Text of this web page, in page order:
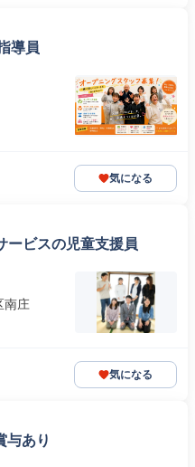
導員
気になる
ービスの児童支援員
南庄
気になる
与あり